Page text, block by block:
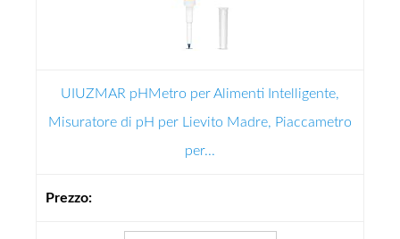
UIUZMAR pHMetro per Alimenti Intelligente,
Misuratore di pH per Lievito Madre, Piaccametro
per...